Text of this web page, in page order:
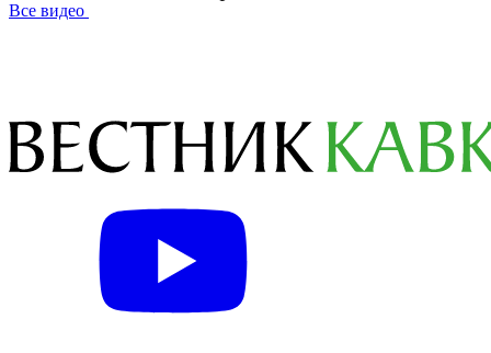
Все видео